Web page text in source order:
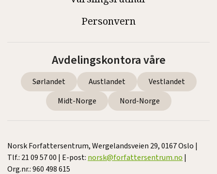
Personvern
Avdelingskontora våre
Sørlandet Austlandet
Vestlandet
Midt-Norge
Nord-Norge
Norsk Forfattersentrum, Wergelandsveien 29, 0167 Oslo |
Tlf.: 21 09 57 00 | E-post: norsk@forfattersentrum.no |
Org.nr.: 960 498 615